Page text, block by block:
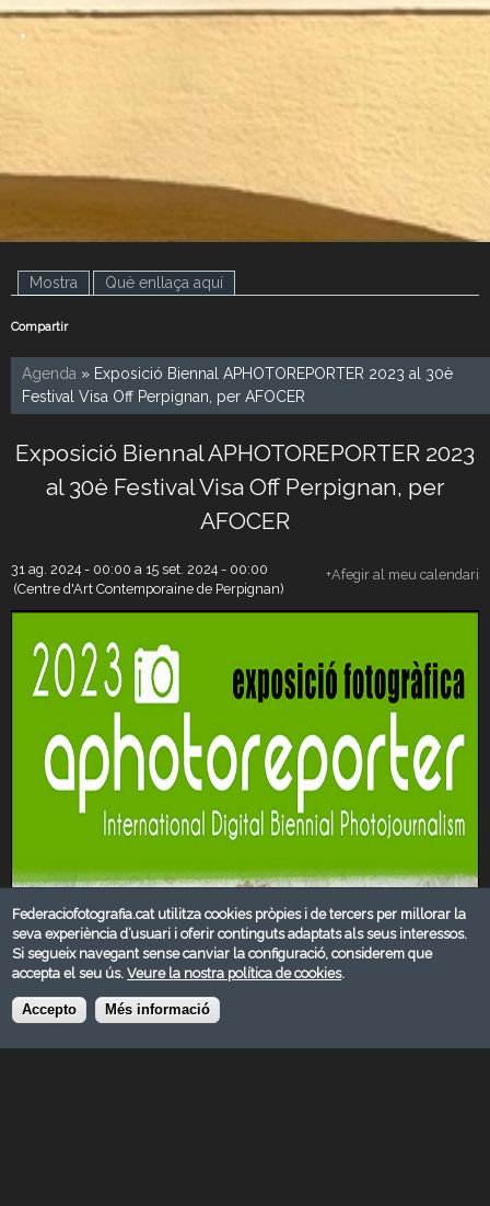
.
.
Mostra (pestanya activa)
Què enllaça aquí
Compartir
Agenda » Exposició Biennal APHOTOREPORTER 2023 al 30è
Festival Visa Off Perpignan, per AFOCER
Exposició Biennal APHOTOREPORTER 2023
al 30è Festival Visa Off Perpignan, per
AFOCER
31 ag. 2024 - 00:00 a 15 set. 2024 - 00:00
+Afegir al meu calendari
(Centre d'Art Contemporaine de Perpignan)
Federaciofotografia.cat utilitza cookies pròpies i de tercers per millorar la
seva experiència d’usuari i oferir continguts adaptats als seus interessos.
Si segueix navegant sense canviar la configuració, considerem que
accepta el seu ús.Veure la nostra política de cookies.
Accepto Més informació